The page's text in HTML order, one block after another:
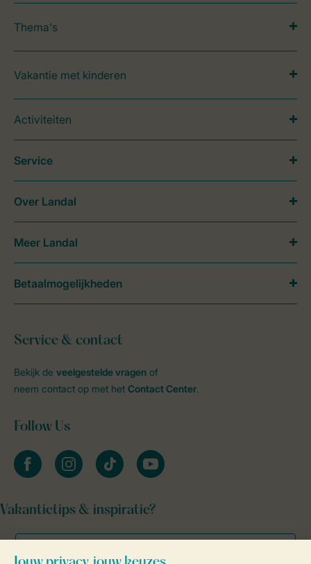
Thema's
Vakantie met kinderen
Activiteiten
Service & contact
Bekijk de veelgestelde vragen of
neem contact op met het Contact Center.
Follow Us
facebookinstagramtiktok youtube
Vakantietips & inspiratie?
Service
Over Landal
Meer Landal
Betaalmogelijkheden